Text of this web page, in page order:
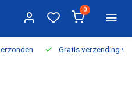
0
Gratis verzending